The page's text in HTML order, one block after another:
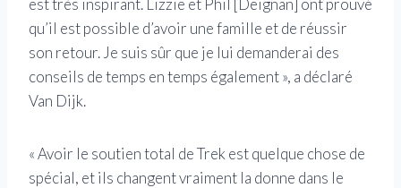
qu’il est possible d’avoir une famille et de réussir
son retour. Je suis sûr que je lui demanderai des
conseils de temps en temps également », a déclaré
Van Dijk.
« Avoir le soutien total de Trek est quelque chose de
spécial, et ils changent vraiment la donne dans le